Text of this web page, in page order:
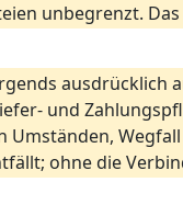
unbegrenzt.
ausdrücklich
und
Umständen,
ohne die